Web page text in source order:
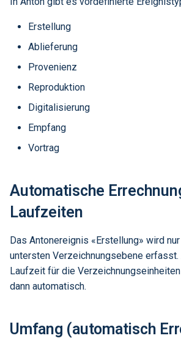
Erstellung
Ablieferung
Provenienz
Reproduktion
Digitalisierung
Empfang
Vortrag
Automatische
Laufzeiten
Das Antonereignis «Erstellung» wird
untersten Verzeichnungsebene
Laufzeit für die
dann automatisch.
Umfang (automatisch